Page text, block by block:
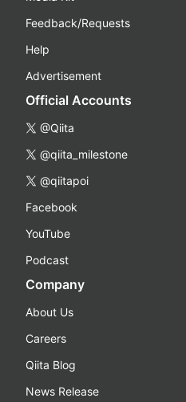
Feedback/Requests
Help
Advertisement
Official Accounts
@Qiita
@qiita_milestone
@qiitapoi
Facebook
YouTube
Podcast
Company
About Us
Careers
Qiita Blog
News Release